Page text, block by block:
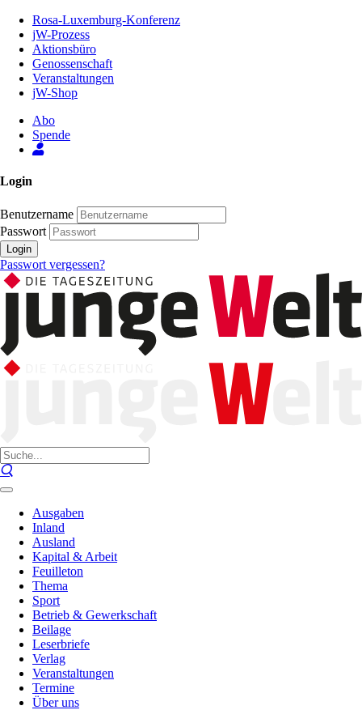
Inhalt
Seite
Rosa-Luxemburg-Konferenz
jW-Prozess
Aktionsbüro
Genossenschaft
Veranstaltungen
jW-Shop
Abo
Spende
Login
Benutzername
Passwort
Login
Passwort vergessen?
Ausgaben
Inland
Ausland
Kapital & Arbeit
Feuilleton
Thema
Sport
Betrieb & Gewerkschaft
Beilage
Leserbriefe
Verlag
Veranstaltungen
Termine
Über uns